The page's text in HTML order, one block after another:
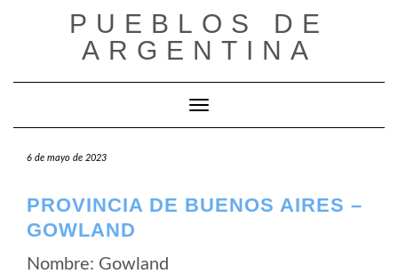
PUEBLOS DE
ARGENTINA
Cambiar modo de navegación
6 de mayo de 2023
PROVINCIA DE BUENOS AIRES –
GOWLAND
Nombre: Gowland